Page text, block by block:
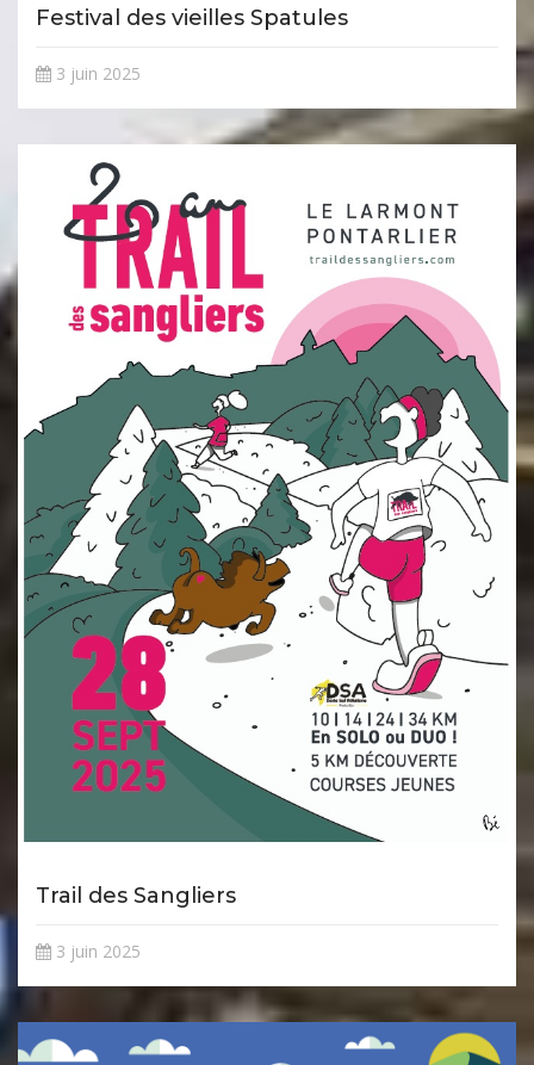
Festival des vieilles Spatules
3 juin 2025
Trail des Sangliers
3 juin 2025